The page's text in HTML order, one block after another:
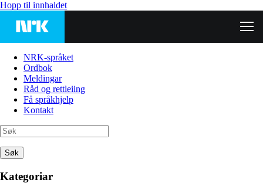
Hopp til innhaldet
NRK-språket
Ordbok
Meldingar
Råd og rettleiing
Få språkhjelp
Kontakt
Søk
Kategoriar